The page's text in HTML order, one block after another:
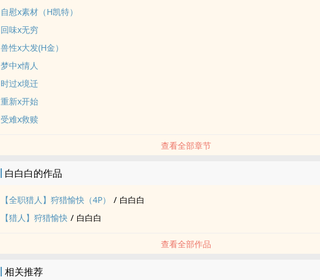
自慰x素材（H凯特）
回味x无穷
兽性x大发(H金）
梦中x情人
时过x境迁
重新x开始
受难x救赎
查看全部章节
白白白的作品
【全职猎人】狩猎愉快（4P） / 白白白
【猎人】狩猎愉快 / 白白白
查看全部作品
相关推荐